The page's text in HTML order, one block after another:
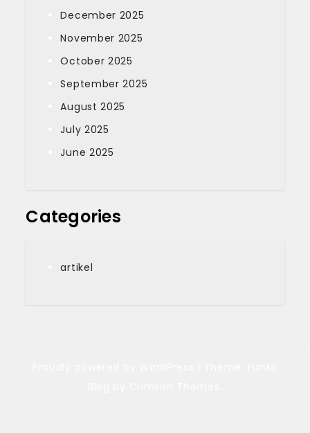
December 2025
November 2025
October 2025
September 2025
August 2025
July 2025
June 2025
Categories
artikel